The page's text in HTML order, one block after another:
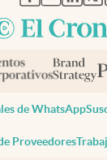
de WhatsApp
Proveedores